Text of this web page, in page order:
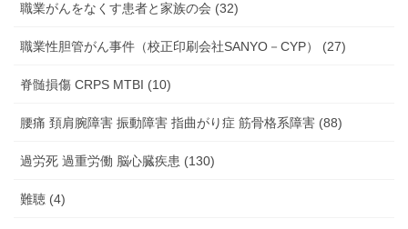
職業がんをなくす患者と家族の会 (32)
職業性胆管がん事件（校正印刷会社SANYO－CYP） (27)
脊髄損傷 CRPS MTBI (10)
腰痛 頚肩腕障害 振動障害 指曲がり症 筋骨格系障害 (88)
過労死 過重労働 脳心臓疾患 (130)
難聴 (4)